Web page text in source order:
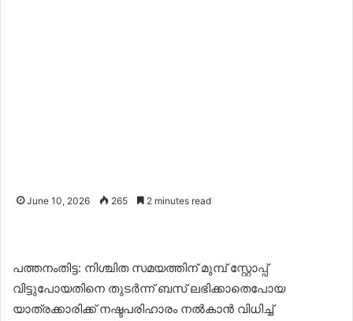
June 10, 2026 265 2 minutes read
പത്തനംതിട്ട: നിശ്ചിത സമയത്തിന് മുമ്പ് സ്റ്റോപ്പ്
വിട്ടുപോയതിനെ തുടർന്ന് ബസ് ലഭിക്കാതെപോയ
യാത്രക്കാരിക്ക് നഷ്ടപരിഹാരം നൽകാൻ വിധിച്ച്